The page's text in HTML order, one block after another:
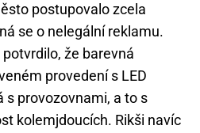
postupovalo zcela
se o nelegální reklamu.
že barevná
provedení s LED
s provozovnami, a to s
kolemjdoucích. Rikši navíc